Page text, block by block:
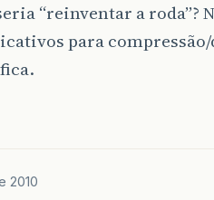
“reinventar a roda”?
para
2010